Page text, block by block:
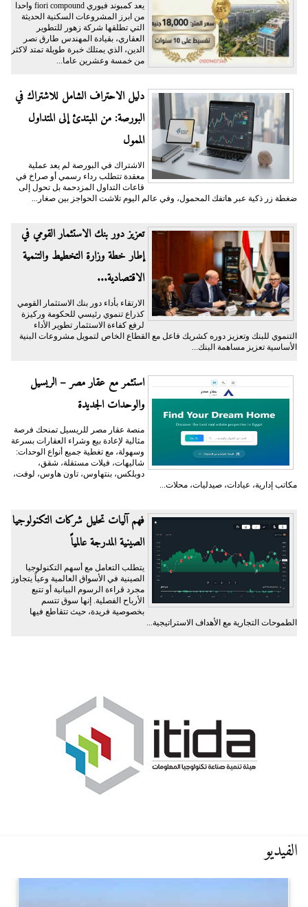
يعد كمبوند فيوري fiori compound واحدا
من ابرز المشروعات السكنية الحديثة
التي تطلقها شركة زهور للتطوير
العقاري، بقيادة المهندس طارق نصر
الدين، الذي يمتلك خبرة طويلة تمتد لاكثر
من خمسة وعشرين عاما...
دليل الاحتراف الشامل للاشتراك في
البورصة: من المبتدئ إلى المتداول
الممول
الاشتراك في البورصة لم يعد عملية
معقدة تتطلب رداء رسمي أو صراخ في
قاعات التداول المزدحمة بل تحول إلى
ضغطة زر ذكية عبر هاتفك المحمول، وفي عالم اليوم تلاشت الحواجز بين صغار...
تعزيز دور بنك الاستثمار القومي في
إطار خطة وزارة التخطيط والتنمية
الاقتصادية...
الارتقاء بأداء دور بنك الاستثمار القومي
كذراع تنموي رئيسي للحكومة وركيزة
لرفع كفاءة الاستثمار تطوير الأداء
التنموي للبنك وتعزيز دوره كشريك فاعل مع القطاع الخاص لتمويل مشروعات البنية
الأساسية تعزيز مساهمة البنك...
استثمر مع عقار مصر – الريسيل
والوحدات الجديدة
منصة عقار مصر للريسيل تمنحك فرصة
مثالية لإعادة بيع وشراء العقارات بسرعة
وسهولة، مع تغطية جميع أنواع الوحدات:
شاليهات، فيلات مستقلة، شقق،
دوبلكس، بنتهاوس، تاون هاوس، لوفت،
مكاتب إدارية، عيادات، صيدليات، محلات...
فهم آليات تحليل شركات التكنولوجيا
الصينية المدرجة عالمياً
يتطلب التعامل مع أسهم التكنولوجيا
الصينية في الأسواق العالمية وعياً يتجاوز
مجرد قراءة الرسوم البيانية أو تتبع
الأرباح الفصلية. إنها سوق تتسم
بخصوصية فريدة، حيث تتقاطع فيها
الطموحات التجارية مع الأهداف الاستراتيجية...
الفيديو